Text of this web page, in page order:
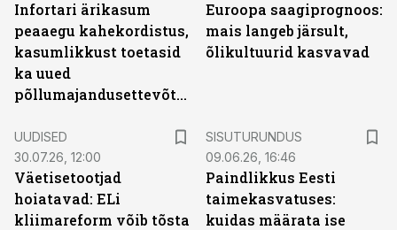
Infortari ärikasum
peaaegu kahekordistus,
kasumlikkust toetasid
ka uued
põllumajandusettevõtted
Euroopa saagiprognoos:
mais langeb järsult,
õlikultuurid kasvavad
UUDISED
30.07.26, 12:00
Väetisetootjad
hoiatavad: ELi
kliimareform võib tõsta
SISUTURUNDUS
09.06.26, 16:46
Paindlikkus Eesti
taimekasvatuses:
kuidas määrata ise